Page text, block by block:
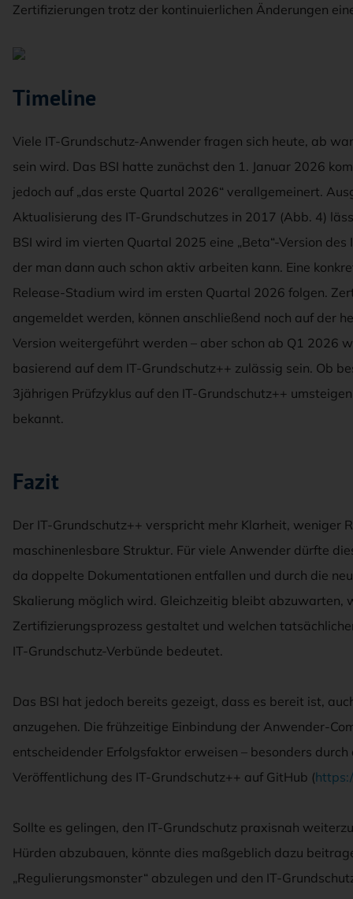
Zertifizierungen trotz der kontinuierlichen Änderungen
Timeline
Viele IT-Grundschutz-Anwender fragen sich heute, ab
sein wird. Das BSI hatte zunächst den 1. Januar 2026
jedoch auf „das erste Quartal 2026“ verallgemeinert.
Aktualisierung des IT-Grundschutzes in 2017 (Abb. 4)
BSI wird im vierten Quartal 2025 eine „Beta“-Version
der man dann auch schon aktiv arbeiten kann. Eine
Release-Stadium wird im ersten Quartal 2026 folgen.
angemeldet werden, können anschließend noch auf der
Version weitergeführt werden – aber schon ab Q1 2026
basierend auf dem IT-Grundschutz++ zulässig sein. Ob
3jährigen Prüfzyklus auf den IT-Grundschutz++
bekannt.
Fazit
Der IT-Grundschutz++ verspricht mehr Klarheit, weniger
maschinenlesbare Struktur. Für viele Anwender dürfte
da doppelte Dokumentationen entfallen und durch die
Skalierung möglich wird. Gleichzeitig bleibt abzuwarten,
Zertifizierungsprozess gestaltet und welchen
IT-Grundschutz-Verbünde bedeutet.
Das BSI hat jedoch bereits gezeigt, dass es bereit ist,
anzugehen. Die frühzeitige Einbindung der Anwender-
entscheidender Erfolgsfaktor erweisen – besonders
Veröffentlichung des IT-Grundschutz++ auf GitHub (
Sollte es gelingen, den IT-Grundschutz praxisnah
Hürden abzubauen, könnte dies maßgeblich dazu
„Regulierungsmonster“ abzulegen und den IT-